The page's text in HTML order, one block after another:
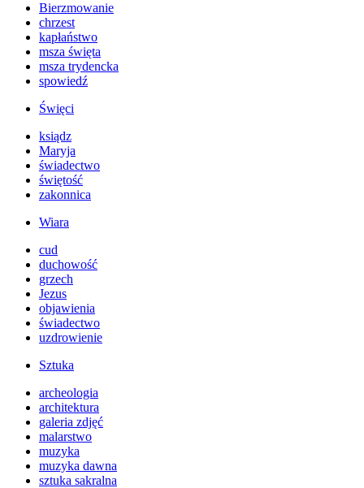
Bierzmowanie
chrzest
kapłaństwo
msza święta
msza trydencka
spowiedź
Święci
ksiądz
Maryja
świadectwo
świętość
zakonnica
Wiara
cud
duchowość
grzech
Jezus
objawienia
świadectwo
uzdrowienie
Sztuka
archeologia
architektura
galeria zdjęć
malarstwo
muzyka
muzyka dawna
sztuka sakralna